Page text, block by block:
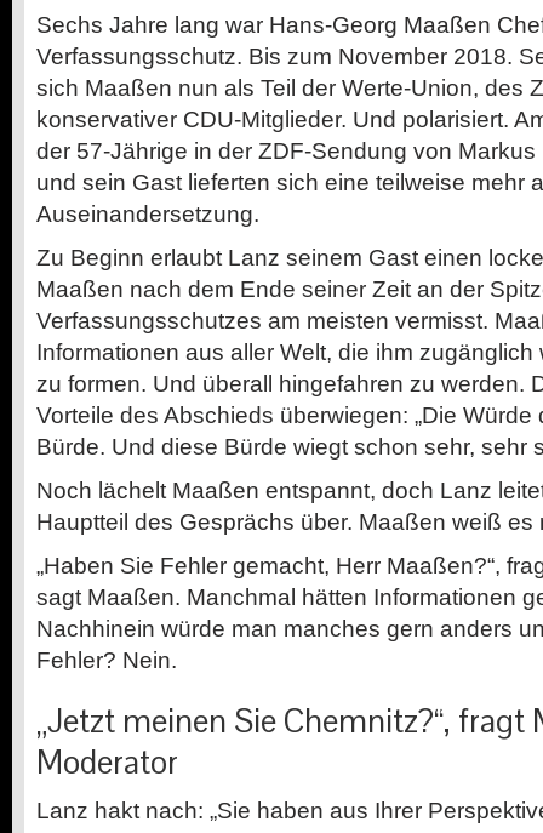
Sechs Jahre lang war Hans-Georg Maaßen
Verfassungsschutz. Bis zum November 2018.
sich Maaßen nun als Teil der Werte-Union, des
konservativer CDU-Mitglieder. Und polarisiert.
der 57-Jährige in der ZDF-Sendung von
und sein Gast lieferten sich eine teilweise mehr
Auseinandersetzung.
Zu Beginn erlaubt Lanz seinem Gast einen
Maaßen nach dem Ende seiner Zeit an der
Verfassungsschutzes am meisten vermisst.
Informationen aus aller Welt, die ihm
zu formen. Und überall hingefahren zu werden.
Vorteile des Abschieds überwiegen: „Die
Bürde. Und diese Bürde wiegt schon sehr, sehr
Noch lächelt Maaßen entspannt, doch Lanz
Hauptteil des Gesprächs über. Maaßen weiß es
„Haben Sie Fehler gemacht, Herr Maaßen?“,
sagt Maaßen. Manchmal hätten Informationen
Nachhinein würde man manches gern anders
Fehler? Nein.
„Jetzt meinen Sie Chemnitz?“, fragt
Moderator
Lanz hakt nach: „Sie haben aus Ihrer